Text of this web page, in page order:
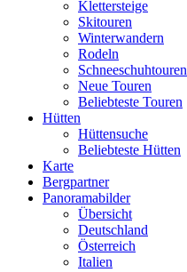
Klettersteige
Skitouren
Winterwandern
Rodeln
Schneeschuhtouren
Neue Touren
Beliebteste Touren
Hütten
Hüttensuche
Beliebteste Hütten
Karte
Bergpartner
Panoramabilder
Übersicht
Deutschland
Österreich
Italien